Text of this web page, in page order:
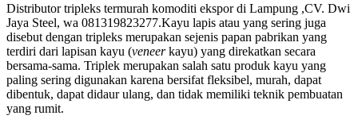
Distributor tripleks termurah komoditi ekspor di Lampung ,CV. Dwi
Jaya Steel, wa 081319823277.Kayu lapis atau yang sering juga
disebut dengan tripleks merupakan sejenis papan pabrikan yang
terdiri dari lapisan kayu (veneerkayu) yang direkatkan secara
bersama-sama. Triplek merupakan salah satu produk kayu yang
paling sering digunakan karena bersifat fleksibel, murah, dapat
dibentuk, dapat didaur ulang, dan tidak memiliki teknik pembuatan
yang rumit.